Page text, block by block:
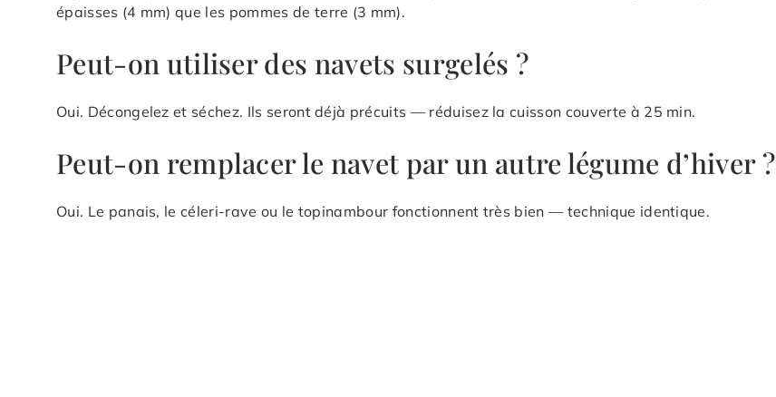
épaisses (4 mm) que les pommes de terre (3 mm).
Peut-on utiliser des navets surgelés ?
Oui. Décongelez et séchez. Ils seront déjà précuits — réduisez la cuisson couverte à 25 min.
Peut-on remplacer le navet par un autre légume d’hiver ?
Oui. Le panais, le céleri-rave ou le topinambour fonctionnent très bien — technique identique.